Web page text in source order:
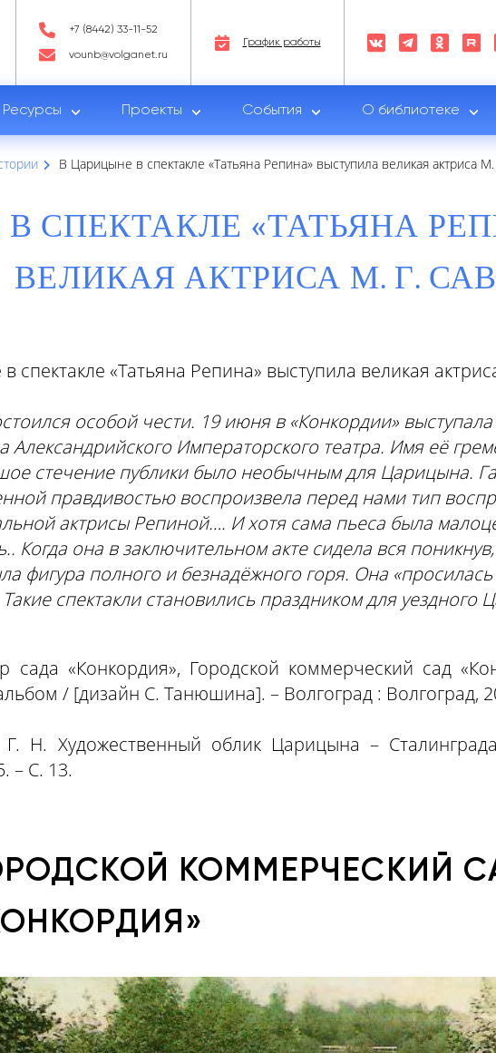
+7 (8442) 33-11-52
vounb@volganet.ru
График работы
Ресурсы Проекты События О библиотеке
В Царицыне в спектакле «Татьяна Репина» выступила великая актриса
СПЕКТАКЛЕ «ТАТЬЯНА
ВЕЛИКАЯ АКТРИСА М. Г.
спектакле «Татьяна Репина» выступила великая
особой чести. 19 июня в «Конкордии»
Александрийского Императорского театра. Имя её
стечение публики было необычным для Царицына.
правдивостью воспроизвела перед нами тип
актрисы Репиной…. И хотя сама пьеса была
Когда она в заключительном акте сидела вся
фигура полного и безнадёжного горя. Она
Такие спектакли становились праздником для уездного
сада «Конкордия», Городской коммерческий сад
/ [дизайн С. Танюшина]. – Волгоград : Волгоград,
Н. Художественный облик Царицына –
– С. 13.
КОММЕРЧЕСКИЙ